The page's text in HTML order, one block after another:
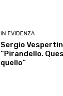
IN EVIDENZA
Sergio
“Pirandello.
quello”